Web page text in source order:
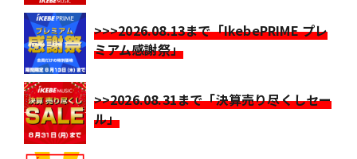
>>>2026.08.13まで「IkebePRIME プレ
ミアム感謝祭」
>>2026.08.31まで「決算売り尽くしセー
ル」